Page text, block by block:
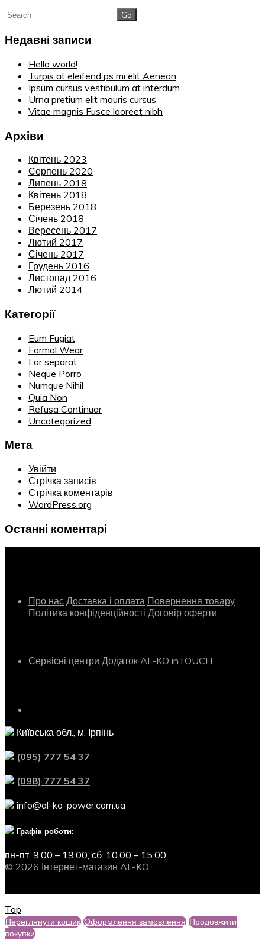
Search
Недавні записи
Hello world!
Turpis at eleifend ps mi elit Aenean
Ipsum cursus vestibulum at interdum
Urna pretium elit mauris cursus
Vitae magnis Fusce laoreet nibh
Архіви
Квітень 2023
Серпень 2020
Липень 2018
Квітень 2018
Березень 2018
Січень 2018
Вересень 2017
Лютий 2017
Січень 2017
Грудень 2016
Листопад 2016
Лютий 2014
Категорії
Eum Fugiat
Formal Wear
Lor separat
Neque Porro
Numque Nihil
Quia Non
Refusa Continuar
Uncategorized
Мета
Увійти
Стрічка записів
Стрічка коментарів
WordPress.org
Останні коментарі
Про нас Доставка і оплата Повернення товару
Політика конфіденційності Договір оферти
Сервісні центри Додаток AL-KO inTOUCH
Київська обл., м. Ірпінь
(095) 777 54 37
(098) 777 54 37
info@al-ko-power.com.ua
Графік роботи:
пн-пт: 9:00 – 19:00, сб: 10:00 – 15:00
© 2026 Інтернет-магазин AL-KO
Top
Переглянути кошик Оформлення замовлення Продовжити
покупки